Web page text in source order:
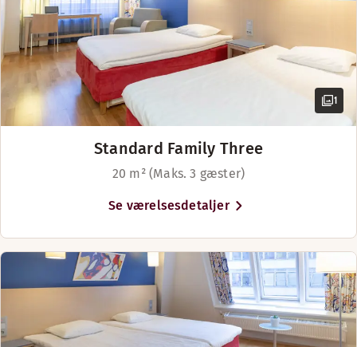
1
Standard Family Three
20 m² (Maks. 3 gæster)
Se værelsesdetaljer